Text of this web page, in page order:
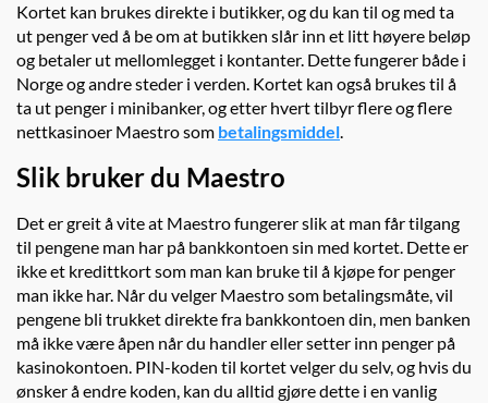
Kortet kan brukes direkte i butikker, og du kan til og med ta
ut penger ved å be om at butikken slår inn et litt høyere beløp
og betaler ut mellomlegget i kontanter. Dette fungerer både i
Norge og andre steder i verden. Kortet kan også brukes til å
ta ut penger i minibanker, og etter hvert tilbyr flere og flere
nettkasinoer Maestro som betalingsmiddel.
Slik bruker du Maestro
Det er greit å vite at Maestro fungerer slik at man får tilgang
til pengene man har på bankkontoen sin med kortet. Dette er
ikke et kredittkort som man kan bruke til å kjøpe for penger
man ikke har. Når du velger Maestro som betalingsmåte, vil
pengene bli trukket direkte fra bankkontoen din, men banken
må ikke være åpen når du handler eller setter inn penger på
kasinokontoen. PIN-koden til kortet velger du selv, og hvis du
ønsker å endre koden, kan du alltid gjøre dette i en vanlig